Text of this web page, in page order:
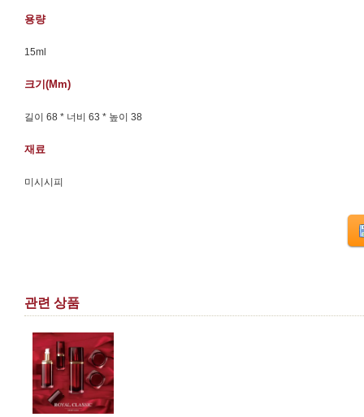
용량
15ml
크기(mm)
길이 68 * 너비 63 * 높이 38
재료
미시시피
관련 상품